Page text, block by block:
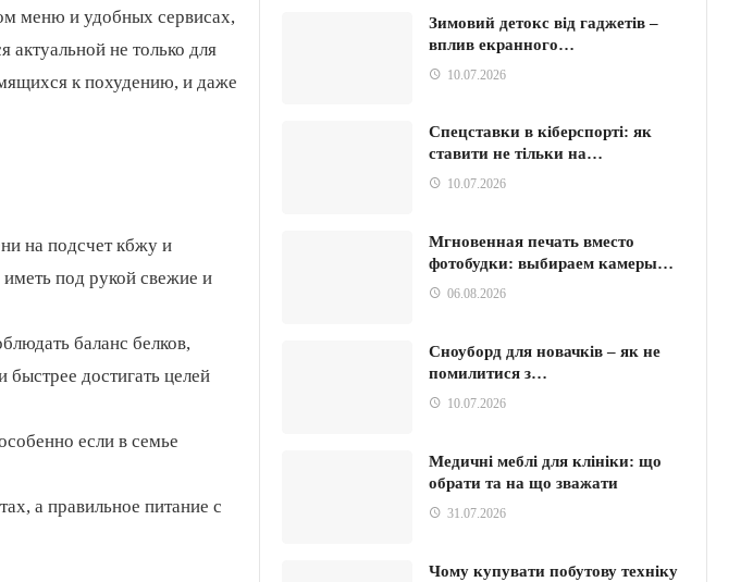
меню и удобных сервисах,
актуальной не только для
к похудению, и даже
на подсчет кбжу и
иметь под рукой свежие и
баланс белков,
достигать целей
если в семье
а правильное питание с
Зимовий детокс від гаджетів –
вплив екранного…
10.07.2026
Спецставки в кіберспорті: як
ставити не тільки на…
10.07.2026
Мгновенная печать вместо
фотобудки: выбираем камеры…
06.08.2026
Сноуборд для новачків – як не
помилитися з…
10.07.2026
Медичні меблі для клініки: що
обрати та на що зважати
31.07.2026
Чому купувати побутову техніку